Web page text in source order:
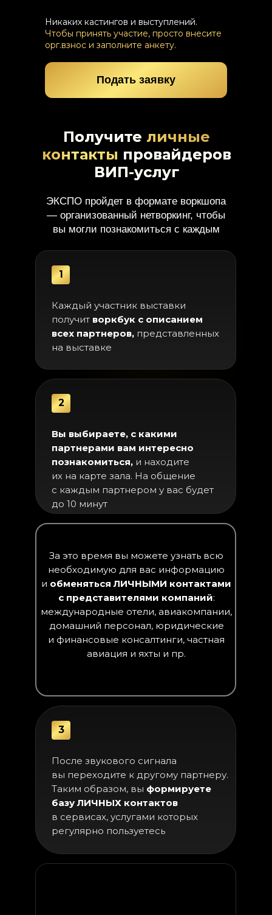
Никаких кастингов и выступлений.
Чтобы принять участие, просто внесите
орг.взнос и заполните анкету.
Подать заявку
ЭКСПО пройдет в формате воркшопа
— организованный нетворкинг, чтобы
вы могли познакомиться с каждым
Получите личные
контакты провайдеров
ВИП-услуг
3
2
После звукового сигнала
вы переходите к другому партнеру.
Таким образом, вы формируете
базу ЛИЧНЫХ контактов
в сервисах, услугами которых
регулярно пользуетесь
Вы выбираете, с какими
партнерами вам интересно
познакомиться, и находите
их на карте зала. На общение
с каждым партнером у вас будет
до 10 минут
1
За это время вы можете узнать всю
необходимую для вас информацию
и обменяться ЛИЧНЫМИ контактами
с представителями компаний:
международные отели, авиакомпании,
домашний персонал, юридические
и финансовые консалтинги, частная
авиация и яхты и пр.
Каждый участник выставки
получит воркбук с описанием
всех партнеров, представленных
на выставке